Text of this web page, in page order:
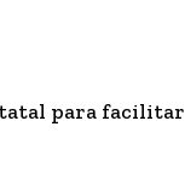
para facilitar